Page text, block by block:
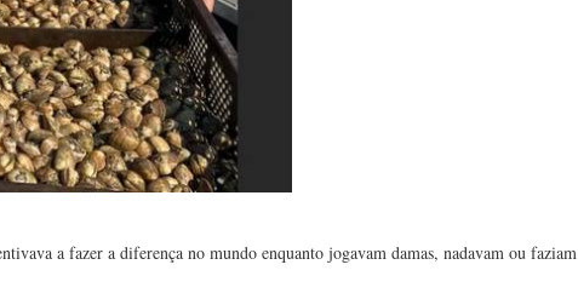
a fazer a diferença no mundo enquanto jogavam damas, nadavam ou faziam